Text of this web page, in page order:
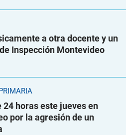
a otra docente y un
Inspección Montevideo
horas este jueves en
por la agresión de un